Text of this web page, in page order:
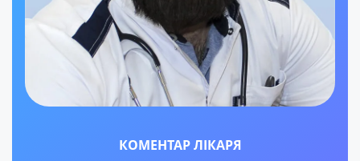
КОМЕНТАР ЛІКАРЯ